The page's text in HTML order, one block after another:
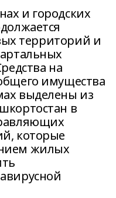
и городских
территорий и
на
имущества
выделены из
в
которые
жилых